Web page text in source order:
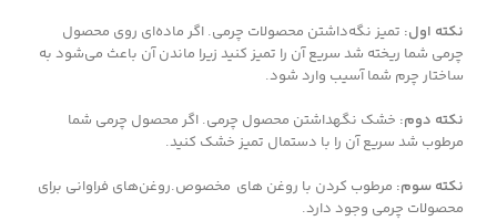
نکته اول: تمیز نگه‌داشتن محصولات چرمی. اگر ماده‌ای روی محصول
چرمی شما ریخته شد سریع آن را تمیز کنید زیرا ماندن آن باعث می‌شود به
ساختار چرم شما آسیب وارد شود.
نکته دوم: خشک نگهداشتن محصول چرمی. اگر محصول چرمی شما
مرطوب شد سریع آن را با دستمال تمیز خشک کنید.
نکته سوم: مرطوب کردن با روغن های مخصوص.روغن‌های فراوانی برای
محصولات چرمی وجود دارد.